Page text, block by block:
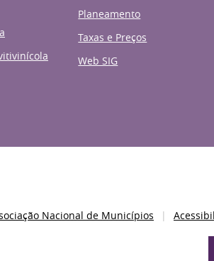
Planeamento
Taxas e Preços
Web SIG
Nacional de Municípios